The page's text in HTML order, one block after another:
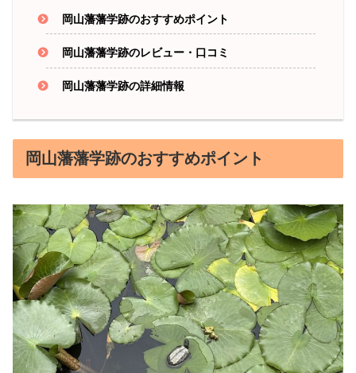
岡山藩藩学跡のおすすめポイント
岡山藩藩学跡のレビュー・口コミ
岡山藩藩学跡の詳細情報
岡山藩藩学跡のおすすめポイント